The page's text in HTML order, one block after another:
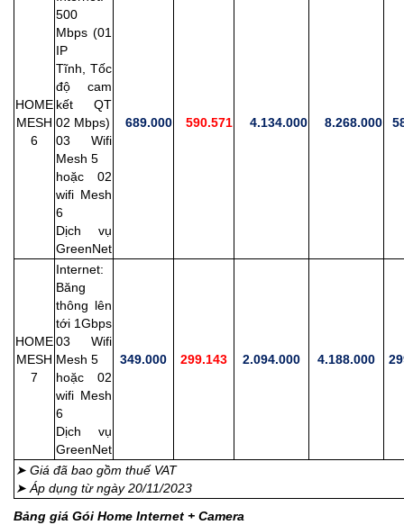
HOME
MESH
6
500
Mbps (01
IP
Tĩnh, Tốc
độ cam
kết QT
02 Mbps)
03 Wifi
Mesh 5
hoặc 02
wifi Mesh
6
Dịch vụ
GreenNet
689.000 590.571 4.134.000 8.268.000
HOME
MESH
7
Internet:
Băng
thông lên
tới 1Gbps
03 Wifi
Mesh 5
hoặc 02
wifi Mesh
6
Dịch vụ
GreenNet
349.000 299.143 2.094.000 4.188.000
➤ Giá đã bao gồm thuế VAT
➤ Áp dụng từ ngày 20/11/2023
Bảng giá Gói Home Internet + Camera